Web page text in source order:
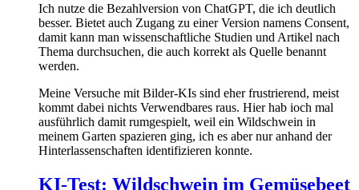
Ich nutze die Bezahlversion von ChatGPT, die ich deutlich
besser. Bietet auch Zugang zu einer Version namens Consent,
damit kann man wissenschaftliche Studien und Artikel nach
Thema durchsuchen, die auch korrekt als Quelle benannt
werden.
Meine Versuche mit Bilder-KIs sind eher frustrierend, meist
kommt dabei nichts Verwendbares raus. Hier hab ioch mal
ausführlich damit rumgespielt, weil ein Wildschwein in
meinem Garten spazieren ging, ich es aber nur anhand der
Hinterlassenschaften identifizieren konnte.
KI-Test: Wildschwein im Gemüsebeet